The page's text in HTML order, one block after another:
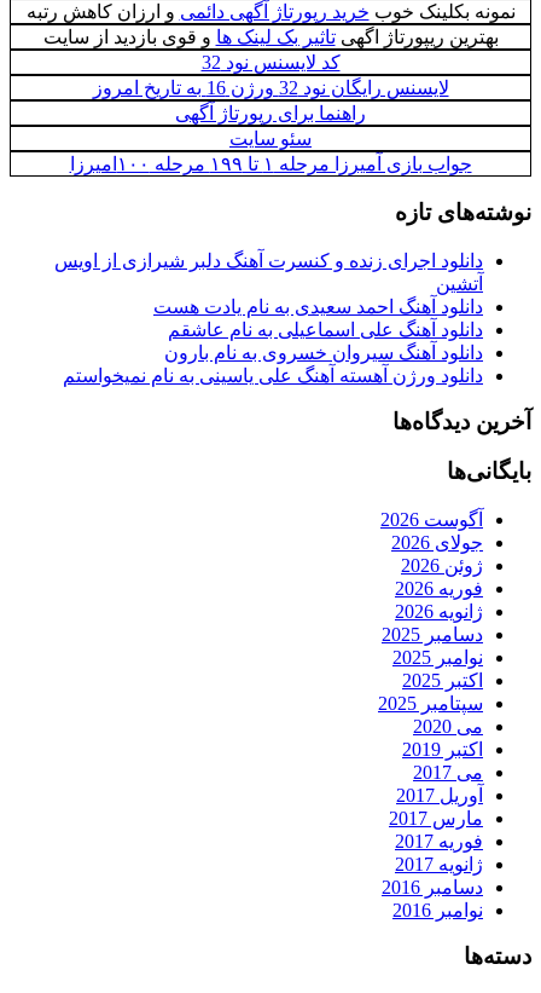
نمونه بکلینک خوب خرید رپورتاژ آگهی دائمی و ارزان کاهش رتبه
بهترین ریپورتاژ اگهیتاثیر بک لینک ها و قوی بازدید از سایت
کد لایسنس نود 32
لایسنس رایگان نود 32 ورژن 16 به تاریخ امروز
راهنما برای رپورتاژ آگهی
سئو سایت
جواب بازی آمیرزا مرحله ۱ تا ۱۹۹ مرحله ۱۰۰امیرزا
نوشته‌های تازه
دانلود اجرای زنده و کنسرت آهنگ دلبر شیرازی از اویس
آتشین
دانلود آهنگ احمد سعیدی به نام یادت هست
دانلود آهنگ علی اسماعیلی به نام عاشقم
دانلود آهنگ سیروان خسروی به نام بارون
دانلود ورژن آهسته آهنگ علی یاسینی به نام نمیخواستم
آخرین دیدگاه‌ها
بایگانی‌ها
آگوست 2026
جولای 2026
ژوئن 2026
فوریه 2026
ژانویه 2026
دسامبر 2025
نوامبر 2025
اکتبر 2025
سپتامبر 2025
می 2020
اکتبر 2019
می 2017
آوریل 2017
مارس 2017
فوریه 2017
ژانویه 2017
دسامبر 2016
نوامبر 2016
دسته‌ها